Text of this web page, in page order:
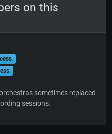
on this
sometimes replaced
sessions.